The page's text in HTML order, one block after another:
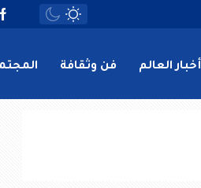
أخبار العالم فن وثقافة